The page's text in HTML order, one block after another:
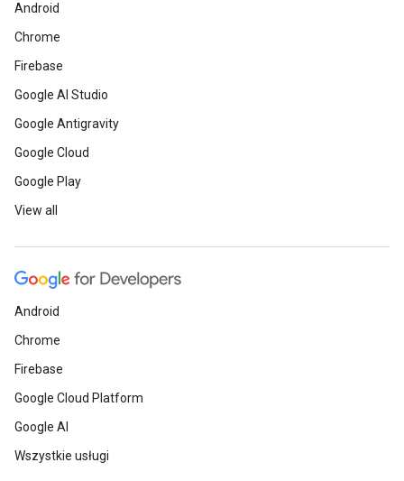
Android
Chrome
Firebase
Google AI Studio
Google Antigravity
Google Cloud
Google Play
View all
Android
Chrome
Firebase
Google Cloud Platform
Google AI
Wszystkie usługi